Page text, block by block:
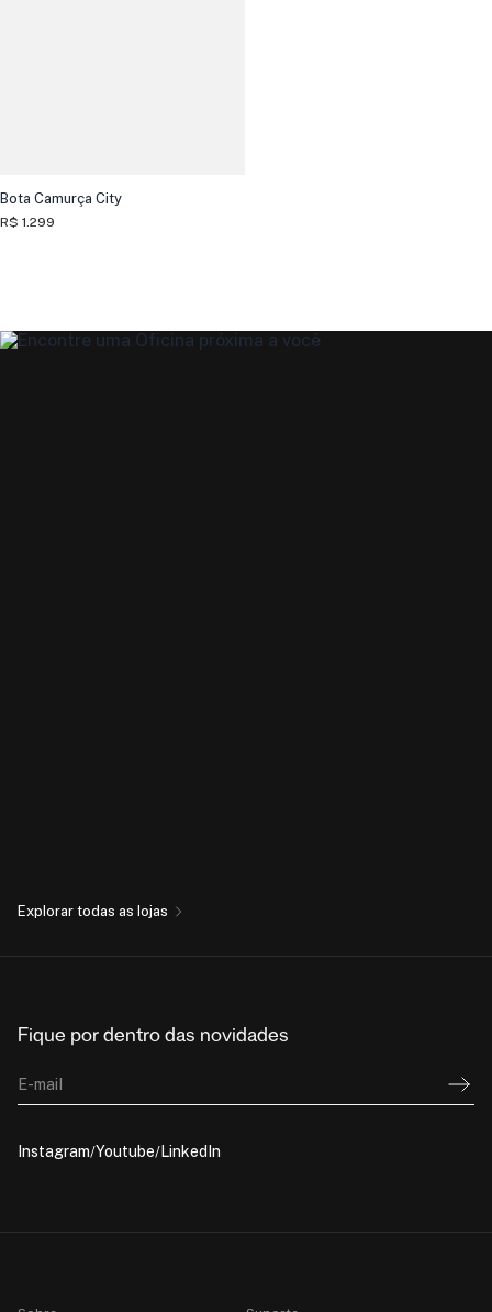
Bota Camurça City
R$ 1.299
Explorar todas as lojas
Fique por dentro das novidades
E-mail
Instagram Youtube LinkedIn